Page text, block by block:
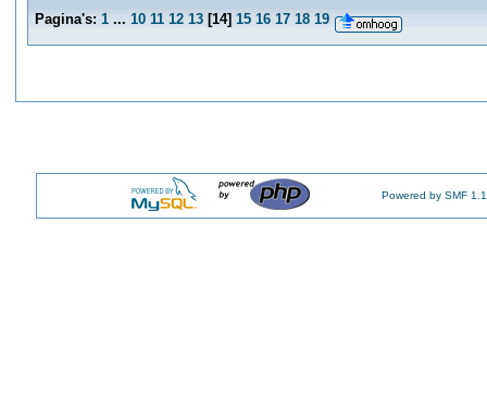
Pagina's: 1 ... 10 11 12 13 [14] 15 16 17 18 19
Powered by SMF